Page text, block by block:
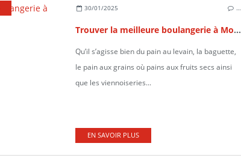
30/01/2025 …
Trouver la meilleure boulangerie à Moncton
Qu’il s’agisse bien du pain au levain, la baguette,
le pain aux grains où pains aux fruits secs ainsi
que les viennoiseries...
EN SAVOIR PLUS